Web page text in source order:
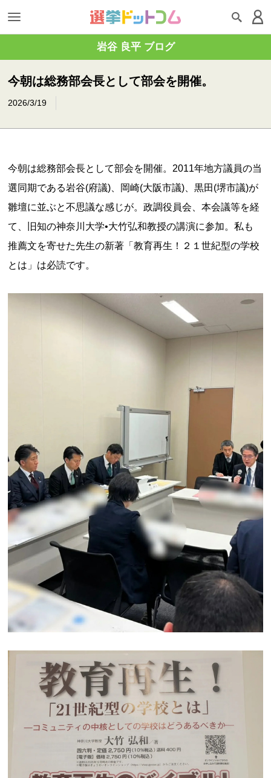
岩谷 良平 ブログ
今朝は総務部会長として部会を開催。
2026/3/19
今朝は総務部会長として部会を開催。2011年地方議員の当
選同期である岩谷(府議)、岡崎(大阪市議)、黒田(堺市議)が
雛壇に並ぶと不思議な感じが。政調役員会、本会議等を経
て、旧知の神奈川大学•大竹弘和教授の講演に参加。私も
推薦文を寄せた先生の新著「教育再生！２１世紀型の学校
とは」は必読です。